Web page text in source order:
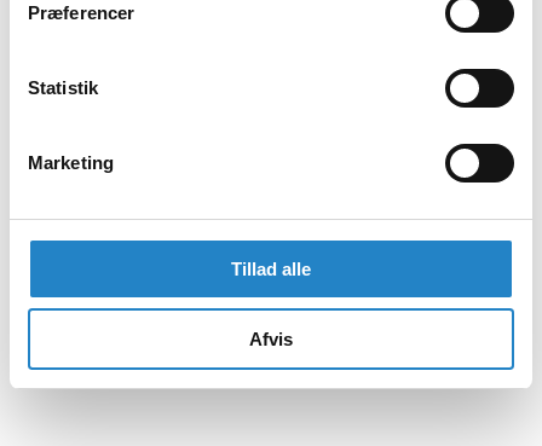
Præferencer
Statistik
Marketing
Tillad alle
Afvis